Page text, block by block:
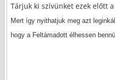
Tárjuk ki szívünket ezek előtt
Mert így nyithatjuk meg azt
hogy a Feltámadott élhessen